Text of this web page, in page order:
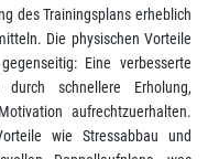
des Trainingsplans erheblich
Die physischen Vorteile
Eine verbesserte
durch schnellere Erholung,
aufrechtzuerhalten.
wie Stressabbau und